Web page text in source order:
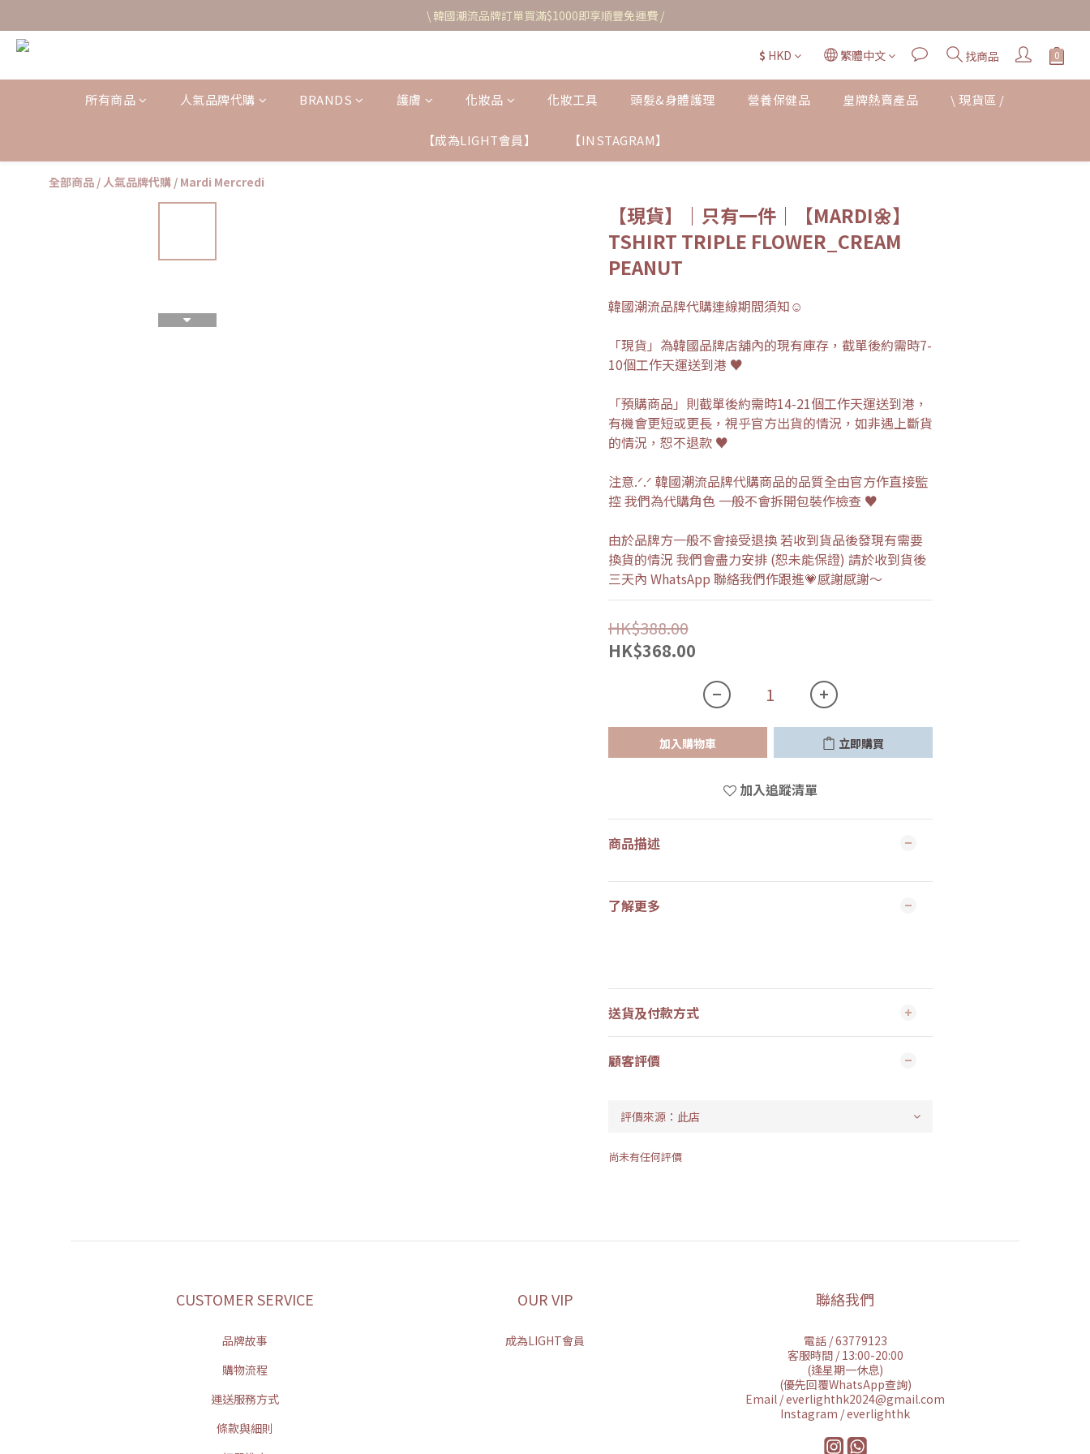
\ 韓國潮流品牌訂單買滿$1000即享順豐免運費 /
$ HKD 繁體中文 找商品
所有商品 人氣品牌代購 BRANDS 護膚 化妝品 化妝工具 頭髮&身體護理 營養保健品 皇牌熱賣產品 \ 現貨區 /
【成為LIGHT會員】 【INSTAGRAM】
全部商品 / 人氣品牌代購 / Mardi Mercredi
【現貨】｜只有一件｜【MARDI🌼】
TSHIRT TRIPLE FLOWER_CREAM
PEANUT
韓國潮流品牌代購連線期間須知☺︎
「現貨」為韓國品牌店舖內的現有庫存，截單後約需時7-
10個工作天運送到港 ♥
「預購商品」則截單後約需時14-21個工作天運送到港，
有機會更短或更長，視乎官方出貨的情況，如非遇上斷貨
的情況，恕不退款 ♥
注意.ᐟ.ᐟ 韓國潮流品牌代購商品的品質全由官方作直接監
控 我們為代購角色 一般不會拆開包裝作檢查 ♥
由於品牌方一般不會接受退換 若收到貨品後發現有需要
換貨的情況 我們會盡力安排 (恕未能保證) 請於收到貨後
三天內 WhatsApp 聯絡我們作跟進💗感謝感謝～
HK$388.00
HK$368.00
加入購物車 立即購買
加入追蹤清單
商品描述
了解更多
送貨及付款方式
顧客評價
尚未有任何評價
CUSTOMER SERVICE
品牌故事
購物流程
運送服務方式
條款與細則
OUR VIP
成為LIGHT會員
聯絡我們
電話 / 63779123
客服時間 / 13:00-20:00
(逢星期一休息)
(優先回覆WhatsApp查詢)
Email / everlighthk2024@gmail.com
Instagram / everlighthk